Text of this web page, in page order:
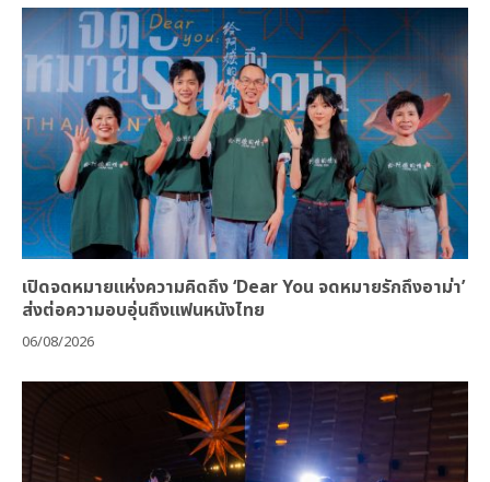
เปิดจดหมายแห่งความคิดถึง ‘Dear You จดหมายรักถึงอาม่า’
ส่งต่อความอบอุ่นถึงแฟนหนังไทย
06/08/2026